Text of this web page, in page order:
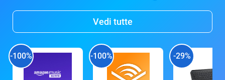
Vedi tutte
-100% -100% -29%